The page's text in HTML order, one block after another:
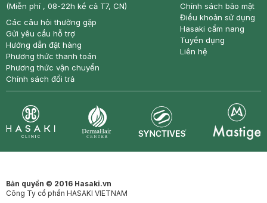
(Miễn phí , 08-22h kể cả T7, CN)
Các câu hỏi thường gặp
Gửi yêu cầu hỗ trợ
Hướng dẫn đặt hàng
Phương thức thanh toán
Phương thức vận chuyển
Chính sách đổi trả
Chính sách bảo mật
Điều khoản sử dụng
Hasaki cẩm nang
Tuyển dụng
Liên hệ
Bản quyền © 2016 Hasaki.vn
Công Ty cổ phần HASAKI VIETNAM